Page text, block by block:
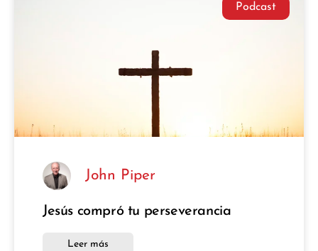
Podcast
John Piper
Jesús compró tu perseverancia
Leer más